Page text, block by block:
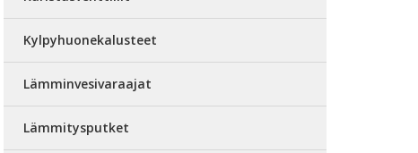
Kylpyhuonekalusteet
Lämminvesivaraajat
Lämmitysputket